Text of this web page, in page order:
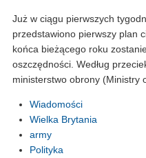
Już w ciągu pierwszych
przedstawiono pierwszy plan
końca bieżącego roku
oszczędności. Według
ministerstwo obrony (Ministry
Wiadomości
Wielka Brytania
army
Polityka